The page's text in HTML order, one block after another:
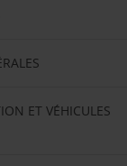
ET VÉHICULES